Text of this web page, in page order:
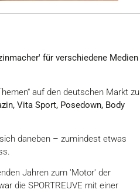
für verschiedene Medien
auf den deutschen Markt zu
Vita Sport, Posedown, Body
daneben – zumindest etwas
Jahren zum 'Motor' der
die SPORTREUVE mit einer